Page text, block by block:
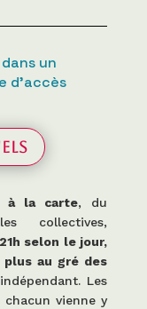
un
d’accès
à la carte, du
collectives,
selon le jour,
plus au gré des
Les
chacun vienne y